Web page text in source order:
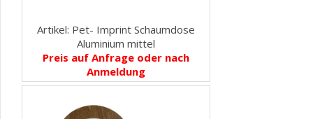
Artikel: Pet- Imprint Schaumdose
Aluminium mittel
Preis auf Anfrage oder nach
Anmeldung